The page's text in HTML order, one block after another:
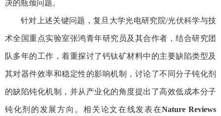
决的瓶颈问题。
针对上述关键问题，复旦大学光电研究院/光伏科学与技
术全国重点实验室张鸿青年研究员及其合作者，结合研究团
队多年的工作，着重探讨了钙钛矿材料中的主要缺陷类型及
其对器件效率和稳定性的影响机制，讨论了不同分子钝化剂
的缺陷钝化机制，并从产业化的角度提出了高效低成本分子
钝化剂的发展方向。相关论文在线发表在Nature Reviews